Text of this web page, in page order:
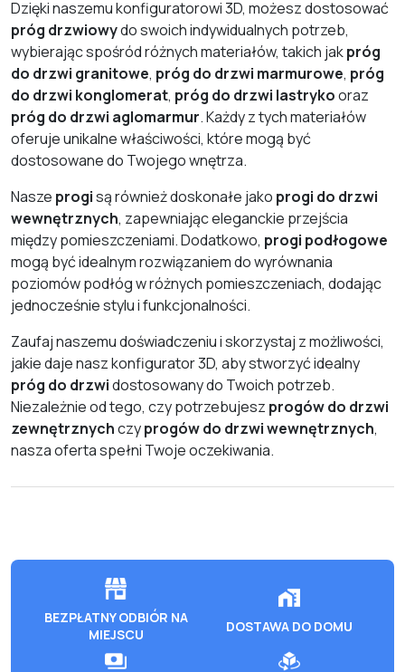
Dzięki naszemu konfiguratorowi 3D, możesz dostosować
próg drzwiowydo swoich indywidualnych potrzeb,
wybierając spośród różnych materiałów, takich jakpróg
do drzwi granitowe, próg do drzwi marmurowe, próg
do drzwi konglomerat, próg do drzwi lastrykooraz
próg do drzwi aglomarmur. Każdy z tych materiałów
oferuje unikalne właściwości, które mogą być
dostosowane do Twojego wnętrza.
Nasze progisą również doskonałe jako progi do drzwi
wewnętrznych, zapewniając eleganckie przejścia
między pomieszczeniami. Dodatkowo, progi podłogowe
mogą być idealnym rozwiązaniem do wyrównania
poziomów podłóg w różnych pomieszczeniach, dodając
jednocześnie stylu i funkcjonalności.
Zaufaj naszemu doświadczeniu i skorzystaj z możliwości,
jakie daje nasz konfigurator 3D, aby stworzyć idealny
próg do drzwidostosowany do Twoich potrzeb.
Niezależnie od tego, czy potrzebujesz progów do drzwi
zewnętrznychczyprogów do drzwi wewnętrznych,
nasza oferta spełni Twoje oczekiwania.
BEZPŁATNY ODBIÓR NA
MIEJSCU
DOSTAWA DO DOMU